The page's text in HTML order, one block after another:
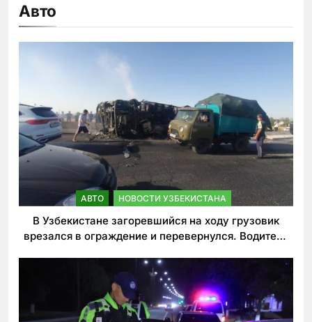
Авто
АВТО НОВОСТИ УЗБЕКИСТАНА
В Узбекистане загоревшийся на ходу грузовик
врезался в ограждение и перевернулся. Водитель